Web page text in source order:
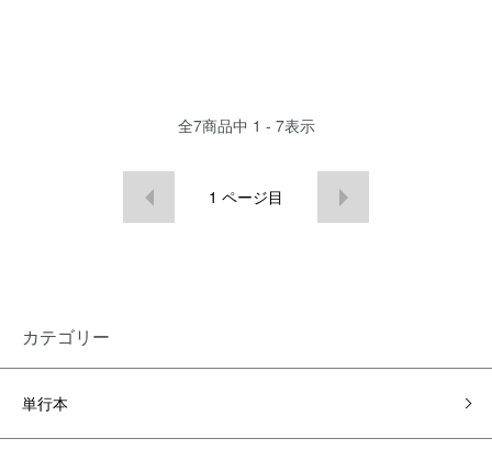
全7商品中 1 - 7表示
1 ページ目
カテゴリー
単行本